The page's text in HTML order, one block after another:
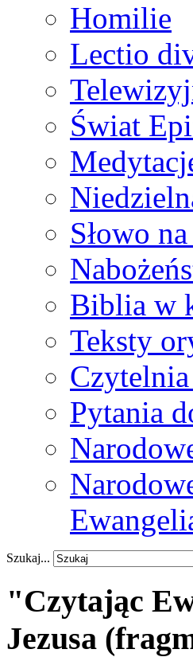
Homilie
Lectio
Świat
Słowo
Biblia w
Teksty
Pytania
Szukaj...
"Czytając
Jezusa